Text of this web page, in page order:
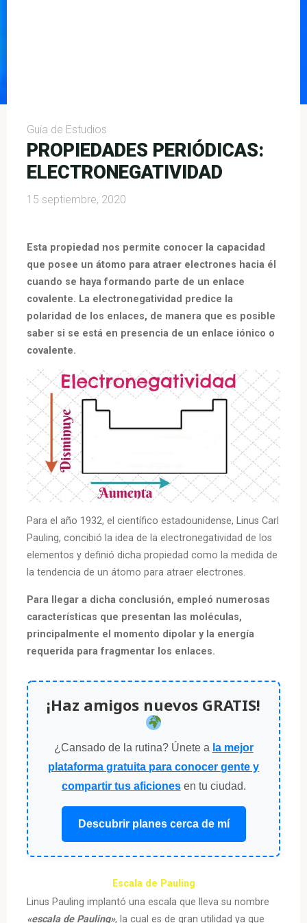
Guía de Estudios
PROPIEDADES PERIÓDICAS:
ELECTRONEGATIVIDAD
15 septiembre, 2020
Esta propiedad nos permite conocer la capacidad
que posee un átomo para atraer electrones hacia él
cuando se haya formando parte de un enlace
covalente. La electronegatividad predice la
polaridad de los enlaces, de manera que es posible
saber si se está en presencia de un enlace iónico o
covalente.
Para el año 1932, el científico estadounidense, Linus Carl
Pauling, concibió la idea de la electronegatividad de los
elementos y definió dicha propiedad como la medida de
la tendencia de un átomo para atraer electrones.
Para llegar a dicha conclusión, empleó numerosas
características que presentan las moléculas,
principalmente el momento dipolar y la energía
requerida para fragmentar los enlaces.
¡Haz amigos nuevos GRATIS!
¿Cansado de la rutina? Únete a la mejor
plataforma gratuita para conocer gente y
compartir tus aficionesen tu ciudad.
Descubrir planes cerca de mí
Escala de Pauling
Linus Pauling implantó una escala que lleva su nombre
«escala de Pauling», la cual es de gran utilidad ya que